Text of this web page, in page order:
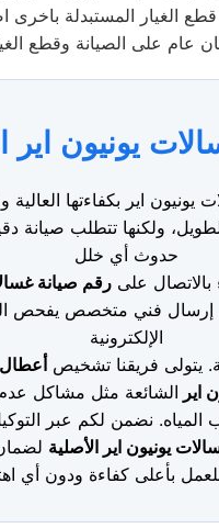
الغيار المستبدلة باخرى
يونيون اير
يونيون اير بكفاءتها العالية
ولكنها تتطلب صيانة
حدوث أي خلل
بالاتصال علىرقم صيانة
فني متخصص يفحص
الإلكترونية
يتولى فريقنا تشخيص
اير الشائعة مثل مشاكل
نضمن لكم عبر
يونيون اير الأصلية
بأعلى كفاءة ودون أي